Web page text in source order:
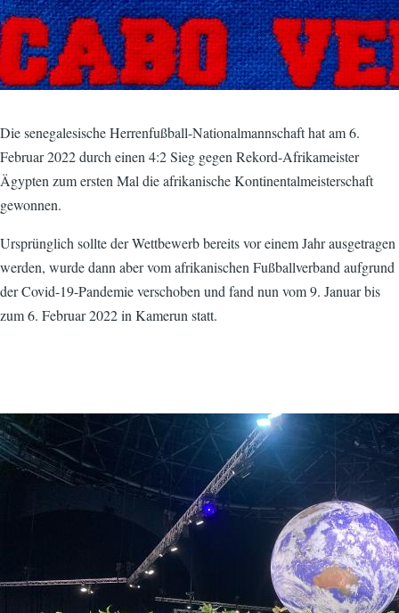
Die senegalesische Herrenfußball-Nationalmannschaft hat am 6.
Februar 2022 durch einen 4:2 Sieg gegen Rekord-Afrikameister
Ägypten zum ersten Mal die afrikanische Kontinentalmeisterschaft
gewonnen.
Ursprünglich sollte der Wettbewerb bereits vor einem Jahr ausgetragen
werden, wurde dann aber vom afrikanischen Fußballverband aufgrund
der Covid-19-Pandemie verschoben und fand nun vom 9. Januar bis
zum 6. Februar 2022 in Kamerun statt.